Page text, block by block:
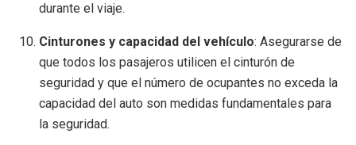
durante el viaje.
Cinturones y capacidad del vehículo: Asegurarse de
que todos los pasajeros utilicen el cinturón de
seguridad y que el número de ocupantes no exceda la
capacidad del auto son medidas fundamentales para
la seguridad.